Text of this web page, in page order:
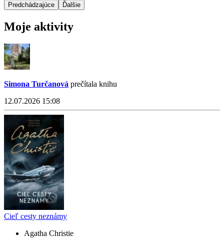
Predchádzajúce Ďalšie
Moje aktivity
Simona Turčanová prečítala knihu
12.07.2026 15:08
Cieľ cesty neznámy
Agatha Christie